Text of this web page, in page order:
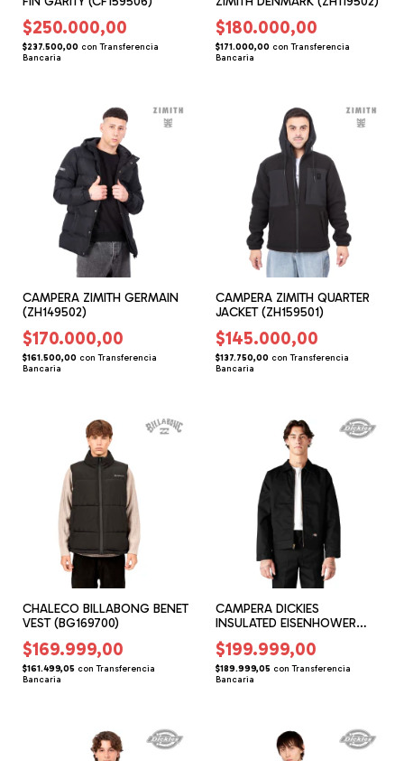
$250.000,00
$237.500,00 con Transferencia
Bancaria
$180.000,00
$171.000,00 con Transferencia
Bancaria
CAMPERA ZIMITH GERMAIN
(ZH149502)
$170.000,00
$161.500,00 con Transferencia
Bancaria
CAMPERA ZIMITH QUARTER
JACKET (ZH159501)
$145.000,00
$137.750,00 con Transferencia
Bancaria
CHALECO BILLABONG BENET
VEST (BG169700)
$169.999,00
$161.499,05 con Transferencia
Bancaria
CAMPERA DICKIES
INSULATED EISENHOWER
(DS169500)
$199.999,00
$189.999,05 con Transferencia
Bancaria